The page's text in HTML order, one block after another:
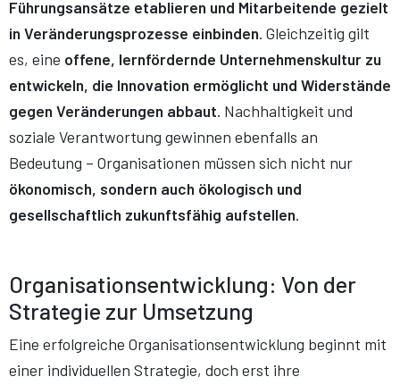
Führungsansätze etablieren und Mitarbeitende gezielt
in Veränderungsprozesse einbinden. Gleichzeitig gilt
es, eine offene, lernfördernde Unternehmenskultur zu
entwickeln, die Innovation ermöglicht und Widerstände
gegen Veränderungen abbaut. Nachhaltigkeit und
soziale Verantwortung gewinnen ebenfalls an
Bedeutung – Organisationen müssen sich nicht nur
ökonomisch, sondern auch ökologisch und
gesellschaftlich zukunftsfähig aufstellen.
Organisationsentwicklung: Von der
Strategie zur Umsetzung
Eine erfolgreiche Organisationsentwicklung beginnt mit
einer individuellen Strategie, doch erst ihre